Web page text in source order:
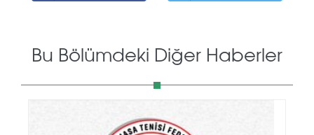
Bu Bölümdeki Diğer Haberler